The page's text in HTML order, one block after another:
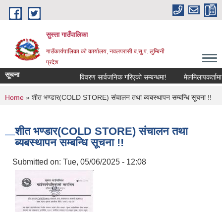
Skip to main content
सुस्ता गाउँपालिका
गाउँकार्यपालिका काे कार्यालय, नवलपरासी ब.सु.प. लुम्बिनी
प्रदेश
सूचना विवरण सार्वजनिक गरिएको सम्बन्धमा!
You are here
Home » शीत भण्डार(COLD STORE) संचालन तथा ब्यबस्थापन सम्बन्धि सूचना !!
शीत भण्डार(COLD STORE) संचालन तथा
ब्यबस्थापन सम्बन्धि सूचना !!
Submitted on: Tue, 05/06/2025 - 12:08